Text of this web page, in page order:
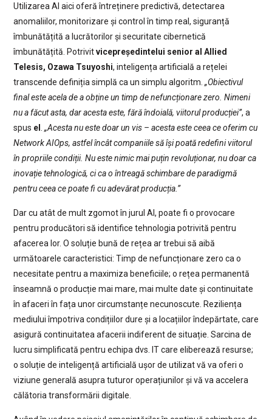
Utilizarea AI aici oferă întreținere predictivă, detectarea
anomaliilor, monitorizare și control în timp real, siguranță
îmbunătățită a lucrătorilor și securitate cibernetică
îmbunătățită. Potrivitvicepreședintelui senior al Allied
Telesis, Ozawa Tsuyoshi, inteligența artificială a rețelei
transcende definiția simplă ca un simplu algoritm. „Obiectivul
final este acela de a obține un timp de nefuncționare zero. Nimeni
nu a făcut asta, dar acesta este, fără îndoială, viitorul producției”, a
spus el
„Acesta nu este doar un vis – acesta este ceea ce oferim cu
Network AIOps, astfel încât companiile să își poată redefini viitorul
în propriile condiții. Nu este nimic mai puțin revoluționar, nu doar ca
inovație tehnologică, ci ca o întreagă schimbare de paradigmă
pentru ceea ce poate fi cu adevărat producția.”
Dar cu atât de mult zgomot în jurul AI, poate fi o provocare
pentru producători să identifice tehnologia potrivită pentru
afacerea lor. O soluție bună de rețea ar trebui să aibă
următoarele caracteristici: Timp de nefuncționare zero ca o
necesitate pentru a maximiza beneficiile; o rețea permanentă
înseamnă o producție mai mare, mai multe date și continuitate
în afaceri în fața unor circumstanțe necunoscute. Reziliența
mediului împotriva condițiilor dure și a locațiilor îndepărtate, care
asigură continuitatea afacerii indiferent de situație. Sarcina de
lucru simplificată pentru echipa dvs. IT care eliberează resurse;
o soluție de inteligență artificială ușor de utilizat vă va oferi o
viziune generală asupra tuturor operațiunilor și vă va accelera
călătoria transformării digitale.